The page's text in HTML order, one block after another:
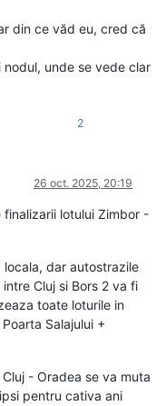
din ce văd eu, cred că
nodul, unde se vede clar
2
26 oct. 2025, 20:19
lotului Zimbor -
dar autostrazile
Cluj si Bors 2 va fi
toate loturile in
Salajului +
- Oradea se va muta
pentru cativa ani